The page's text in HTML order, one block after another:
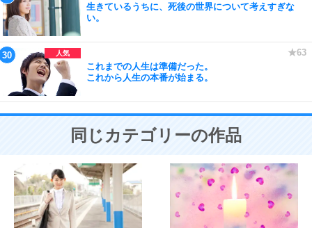
生きているうちに、死後の世界について考えすぎな
い。
これまでの人生は準備だった。
これから人生の本番が始まる。
同じカテゴリーの作品